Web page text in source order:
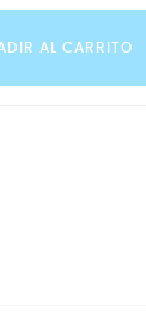
AL CARRITO